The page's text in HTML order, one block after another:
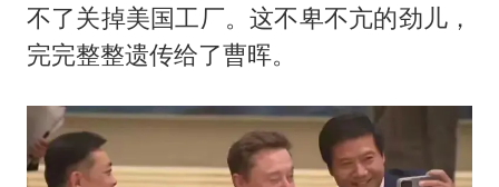
不了关掉美国工厂。这不卑不亢的劲儿，
完完整整遗传给了曹晖。